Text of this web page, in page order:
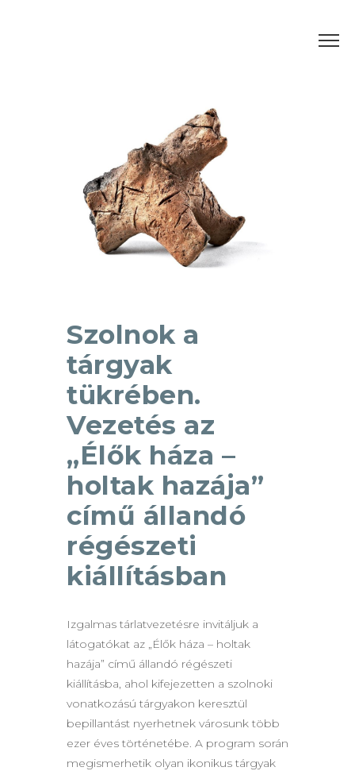
Szolnok a
tárgyak
tükrében.
Vezetés az
„Élők háza –
holtak hazája”
című állandó
régészeti
kiállításban
Izgalmas tárlatvezetésre invitáljuk a
látogatókat az „Élők háza – holtak
hazája” című állandó régészeti
kiállításba, ahol kifejezetten a szolnoki
vonatkozású tárgyakon keresztül
bepillantást nyerhetnek városunk több
ezer éves történetébe. A program során
megismerhetik olyan ikonikus tárgyak